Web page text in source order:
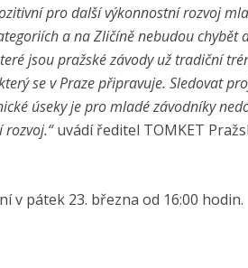
pro další výkonnostní rozvoj
a na Zličíně nebudou
jsou pražské závody už tradiční
se v Praze připravuje. Sledovat
úseky je pro mladé závodníky
uvádí ředitel TOMKET
v pátek 23. března od 16:00 hodin.